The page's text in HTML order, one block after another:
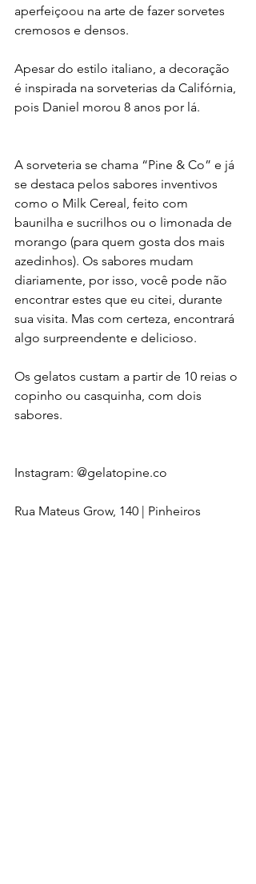
aperfeiçoou na arte de fazer sorvetes
cremosos e densos.
Apesar do estilo italiano, a decoração
é inspirada na sorveterias da Califórnia,
pois Daniel morou 8 anos por lá.
A sorveteria se chama “Pine & Co” e já
se destaca pelos sabores inventivos
como o Milk Cereal, feito com
baunilha e sucrilhos ou o limonada de
morango (para quem gosta dos mais
azedinhos). Os sabores mudam
diariamente, por isso, você pode não
encontrar estes que eu citei, durante
sua visita. Mas com certeza, encontrará
algo surpreendente e delicioso.
Os gelatos custam a partir de 10 reias o
copinho ou casquinha, com dois
sabores.
Instagram: @gelatopine.co
Rua Mateus Grow, 140 | Pinheiros